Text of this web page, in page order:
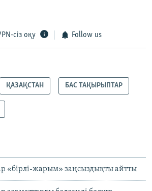
сіз оқу Follow us
ҚАЗАҚСТАН БАС ТАҚЫРЫПТАР
«бірлі-жарым» заңсыздықты айтты